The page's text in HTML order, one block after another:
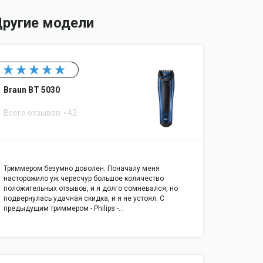
модели
Braun BT 5030
Всего отзывов 42
Триммером безумно доволен. Поначалу меня
насторожило уж чересчур большое количество
положительных отзывов, и я долго сомневался, но
подвернулась удачная скидка, и я не устоял. С
предыдущим триммером - Philips -…